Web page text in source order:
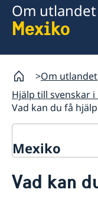
Om utlandet
Mexiko
Om utlandet
Hjälp till svenskar i
Vad kan du få
Mexiko
Hjälp till
Vad kan